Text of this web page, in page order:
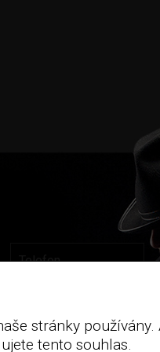
stránky
tento souhlas.